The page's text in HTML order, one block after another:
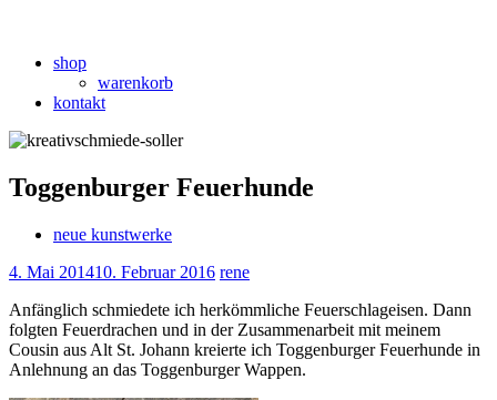
shop
warenkorb
kontakt
Toggenburger Feuerhunde
neue kunstwerke
4. Mai 201410. Februar 2016 rene
Anfänglich schmiedete ich herkömmliche Feuerschlageisen. Dann
folgten Feuerdrachen und in der Zusammenarbeit mit meinem
Cousin aus Alt St. Johann kreierte ich Toggenburger Feuerhunde in
Anlehnung an das Toggenburger Wappen.